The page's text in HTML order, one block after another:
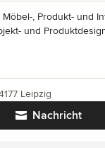
, Produkt- und
und
Nachricht
Leipzig